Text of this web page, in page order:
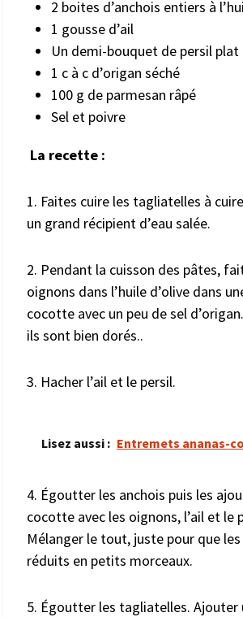
2 boites d’anchois entiers à
1 gousse d’ail
Un demi-bouquet de persil plat
1 c à c d’origan séché
100 g de parmesan râpé
Sel et poivre
La recette :
1. Faites cuire les tagliatelles à cuire
un grand récipient d’eau salée.
2. Pendant la cuisson des pâtes,
oignons dans l’huile d’olive dans
cocotte avec un peu de sel
ils sont bien dorés..
3. Hacher l’ail et le persil.
Lisez aussi : Entremets ananas-
4. Égoutter les anchois puis les
cocotte avec les oignons, l’ail et le
Mélanger le tout, juste pour que
réduits en petits morceaux.
5. Égoutter les tagliatelles. Ajouter